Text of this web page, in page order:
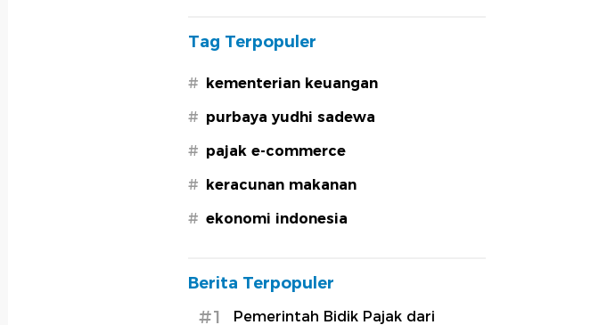
Tag Terpopuler
# kementerian keuangan
# purbaya yudhi sadewa
# pajak e-commerce
# keracunan makanan
# ekonomi indonesia
Berita Terpopuler
#1
Pemerintah Bidik Pajak dari